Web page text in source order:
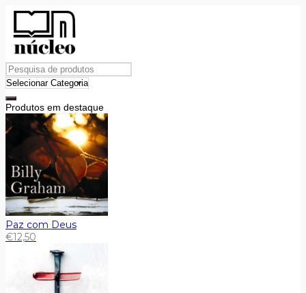
Produtos em destaque
Paz com Deus
€12,50